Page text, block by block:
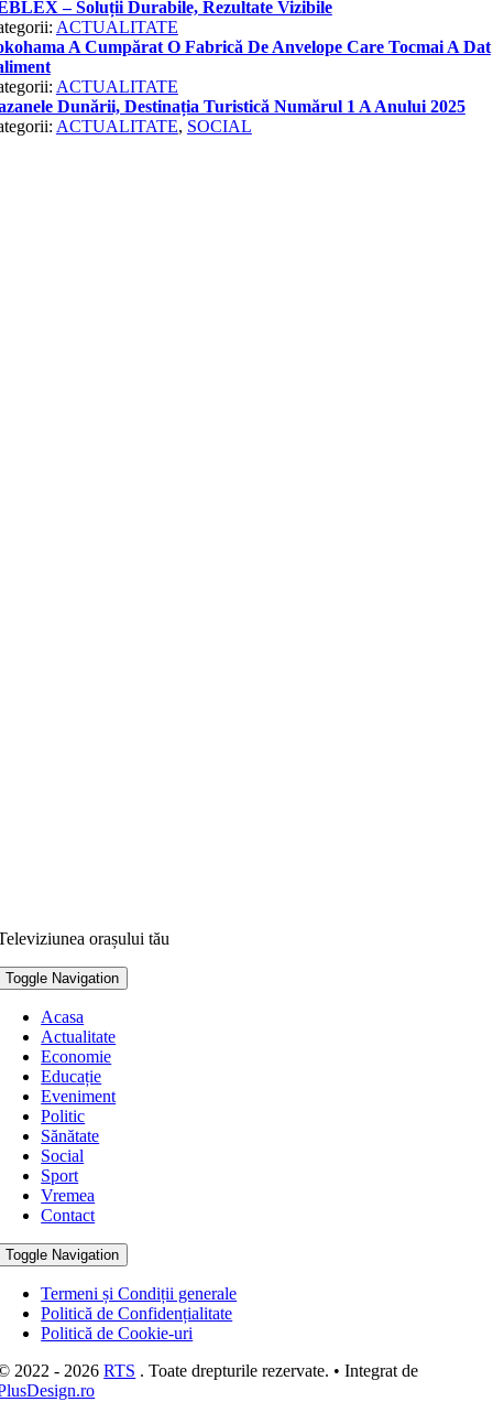
– Soluții Durabile, Rezultate Vizibile
ACTUALITATE
A Cumpărat O Fabrică De Anvelope Care Tocmai A Dat
ACTUALITATE
Dunării, Destinația Turistică Numărul 1 A Anului 2025
ACTUALITATE, SOCIAL
orașului tău
Toggle Navigation
Acasa
Actualitate
Economie
Educație
Eveniment
Politic
Sănătate
Social
Sport
Vremea
Contact
Toggle Navigation
Termeni și Condiții generale
Politică de Confidențialitate
Politică de Cookie-uri
2022 - 2026RTS . Toate drepturile rezervate. • Integrat de